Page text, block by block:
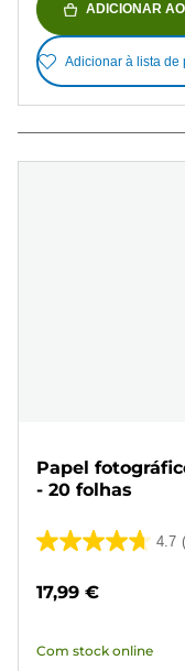
ADICIONAR
Adicionar à lista de
Papel
- 20 folhas
4.7
4.7
482
17,99 €
Com stock online